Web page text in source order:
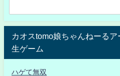
カオスtomo娘ちゃんねーる
生ゲーム
ハゲて無双